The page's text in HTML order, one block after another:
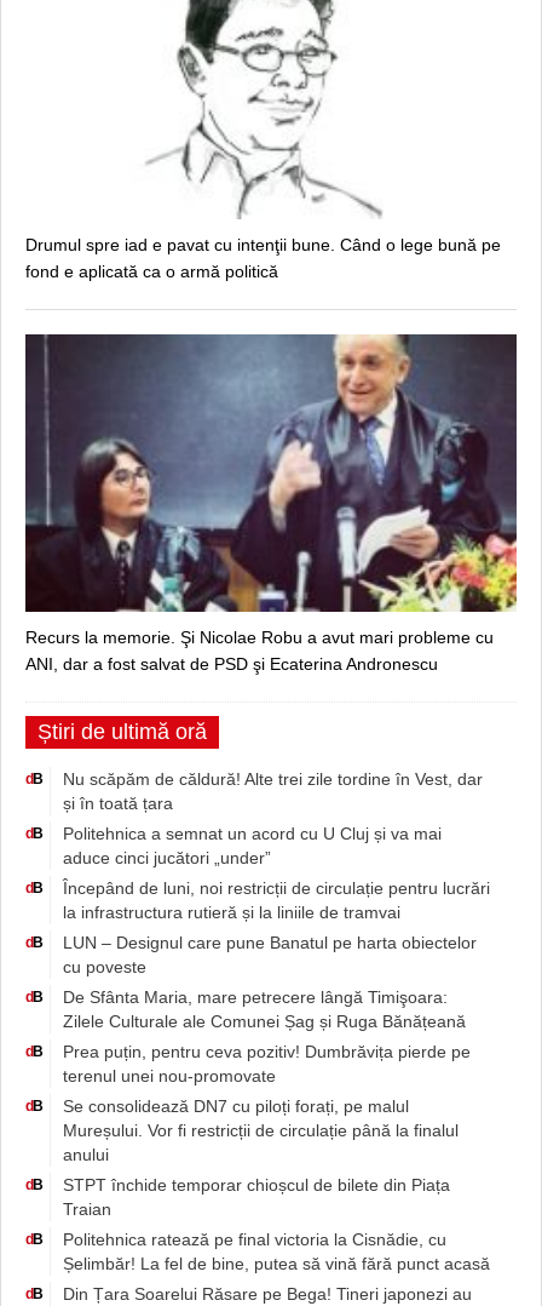
Drumul spre iad e pavat cu intenţii bune. Când o lege bună pe
fond e aplicată ca o armă politică
Recurs la memorie. Şi Nicolae Robu a avut mari probleme cu
ANI, dar a fost salvat de PSD şi Ecaterina Andronescu
Știri de ultimă oră
d B
Nu scăpăm de căldură! Alte trei zile tordine în Vest, dar
și în toată țara
d B
Politehnica a semnat un acord cu U Cluj și va mai
aduce cinci jucători „under”
d B
Începând de luni, noi restricții de circulație pentru lucrări
la infrastructura rutieră și la liniile de tramvai
d B
LUN – Designul care pune Banatul pe harta obiectelor
cu poveste
d B
De Sfânta Maria, mare petrecere lângă Timişoara:
Zilele Culturale ale Comunei Șag și Ruga Bănățeană
d B
Prea puțin, pentru ceva pozitiv! Dumbrăvița pierde pe
terenul unei nou-promovate
d B
Se consolidează DN7 cu piloți forați, pe malul
Mureșului. Vor fi restricții de circulație până la finalul
anului
d B
STPT închide temporar chioșcul de bilete din Piața
Traian
d B
Politehnica ratează pe final victoria la Cisnădie, cu
Șelimbăr! La fel de bine, putea să vină fără punct acasă
d B
Din Țara Soarelui Răsare pe Bega! Tineri japonezi au